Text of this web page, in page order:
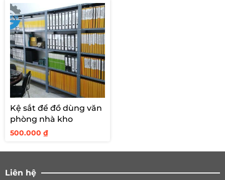
Kệ sắt để đồ dùng văn
phòng nhà kho
500.000 ₫
Liên hệ